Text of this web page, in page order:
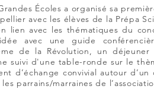
Écoles a organisé sa
avec les élèves de la Prépa
lien avec les thématiques du
avec une guide
de la Révolution, un déjeuner
suivi d'une table-ronde sur le
d’échange convivial autour d’un
parrains/marraines de